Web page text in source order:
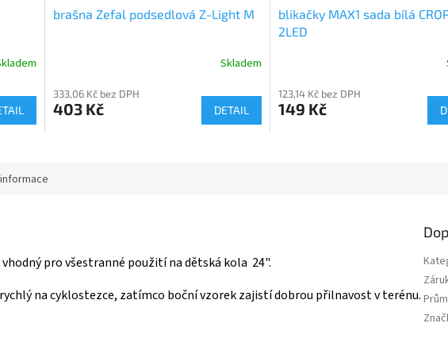
brašna Zefal podsedlová Z-Light M
Skladem
333,06 Kč bez DPH
403 Kč DETAIL
blikačky MAX1 sada bílá
2LED
123,14 Kč bez DPH
149 Kč
pro všestranné použití na dětská kola 24".
na cyklostezce, zatímco boční vzorek zajistí dobrou přilnavost v terénu.